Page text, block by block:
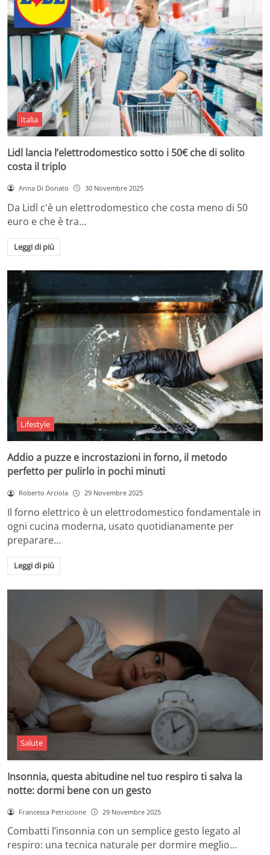
Italia
Lidl lancia l’elettrodomestico sotto i 50€ che di solito
costa il triplo
Anna Di Donato 30 Novembre 2025
Da Lidl c'è un elettrodomestico che costa meno di 50
euro e che è tra…
Leggi di più
Lifestyle
Addio a puzze e incrostazioni in forno, il metodo
perfetto per pulirlo in pochi minuti
Roberto Arciola 29 Novembre 2025
Il forno elettrico è un elettrodomestico fondamentale in
ogni cucina moderna, usato quotidianamente per
preparare…
Leggi di più
Salute
Insonnia, questa abitudine nel tuo respiro ti salva la
notte: dormi bene con un gesto
Francesca Petriccione 29 Novembre 2025
Combatti l’insonnia con un semplice gesto legato al
respiro: una tecnica naturale per dormire meglio…